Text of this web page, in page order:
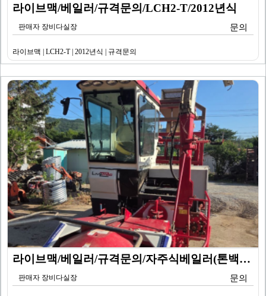
라이브맥/베일러/규격문의/LCH2-T/2012년식
판매자 장비다실장 문의
라이브맥 | LCH2-T | 2012년식 | 규격문의
라이브맥/베일러/규격문의/자주식베일러(톤백형)/2012…
판매자 장비다실장 문의